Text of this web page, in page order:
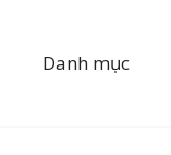
Danh mục